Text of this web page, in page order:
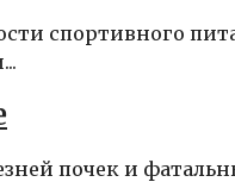
спортивного
почек и